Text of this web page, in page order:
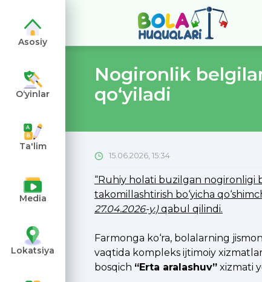
Nogironlik
qo‘yiladi
15.06.2026, 15:34
“Ruhiy holati buzilgan nogironligi
takomillashtirish bo‘yicha
27.04.2026-y.)qabul qilindi.
Farmonga ko‘ra, bolalarning
vaqtida kompleks ijtimoiy
bosqich “Erta aralashuv” xizmati
Asosiy
O‘yinlar
Ta'lim
Media
Lokatsiya